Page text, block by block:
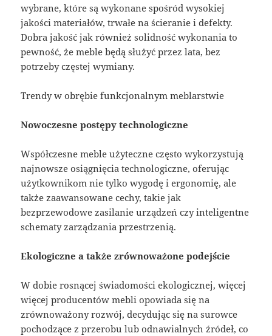
wybrane, które są wykonane spośród wysokiej
jakości materiałów, trwałe na ścieranie i defekty.
Dobra jakość jak również solidność wykonania to
pewność, że meble będą służyć przez lata, bez
potrzeby częstej wymiany.
Trendy w obrębie funkcjonalnym meblarstwie
Nowoczesne postępy technologiczne
Współczesne meble użyteczne często wykorzystują
najnowsze osiągnięcia technologiczne, oferując
użytkownikom nie tylko wygodę i ergonomię, ale
także zaawansowane cechy, takie jak
bezprzewodowe zasilanie urządzeń czy inteligentne
schematy zarządzania przestrzenią.
Ekologiczne a także zrównoważone podejście
W dobie rosnącej świadomości ekologicznej, więcej
więcej producentów mebli opowiada się na
zrównoważony rozwój, decydując się na surowce
pochodzące z przerobu lub odnawialnych źródeł, co